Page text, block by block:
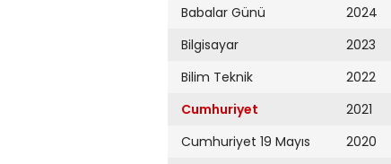
Babalar Günü
Bilgisayar
Bilim Teknik
Cumhuriyet
Cumhuriyet 19 Mayıs
2024
2023
2022
2021
2020